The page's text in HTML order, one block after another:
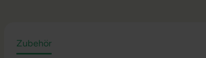
Zubehör